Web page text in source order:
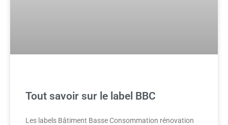
Tout savoir sur le label BBC
Les labels Bâtiment Basse Consommation rénovation